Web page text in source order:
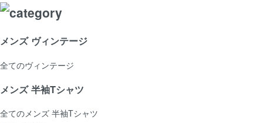
メンズ ヴィンテージ
全てのヴィンテージ
メンズ 半袖Tシャツ
全てのメンズ 半袖Tシャツ